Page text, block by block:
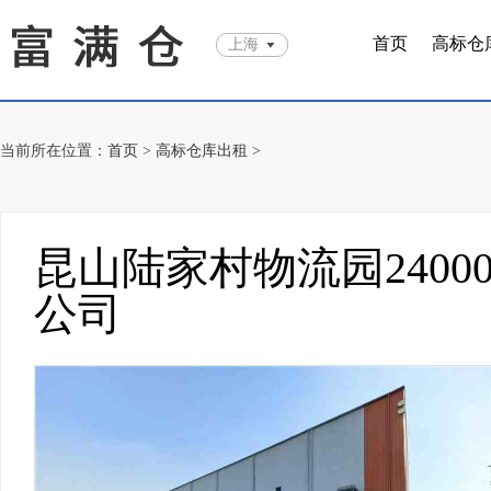
上海 首页 高标仓
当前所在位置： 首页 > 高标仓库出租 >
昆山陆家村物流园
公司